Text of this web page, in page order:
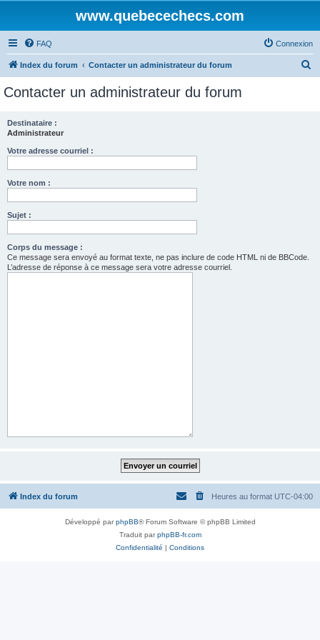
www.quebecechecs.com
FAQ Connexion
Index du forum Contacter un administrateur du forum
Contacter un administrateur du forum
Destinataire :
Administrateur
Votre adresse courriel :
Votre nom :
Sujet :
Corps du message :
Ce message sera envoyé au format texte, ne pas inclure de code HTML ni de BBCode.
L’adresse de réponse à ce message sera votre adresse courriel.
Index du forum Heures au format UTC-04:00
Développé parphpBB® Forum Software © phpBB Limited
Traduit parphpBB-fr.com
Confidentialité | Conditions